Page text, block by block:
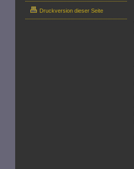
Druckversion dieser Seite